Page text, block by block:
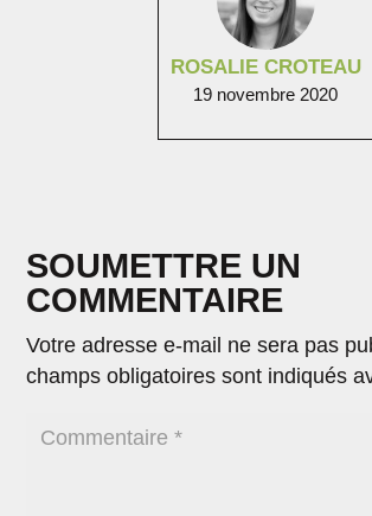
ROSALIE CROTEAU
19 novembre 2020
SOUMETTRE UN
COMMENTAIRE
Votre adresse e-mail ne sera pas
champs obligatoires sont indiqués